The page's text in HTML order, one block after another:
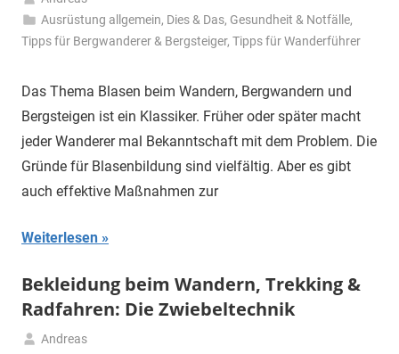
2.
Mai
Ausrüstung allgemein, Dies & Das, Gesundheit & Notfälle,
Tipps für Bergwanderer & Bergsteiger, Tipps für Wanderführer
Das Thema Blasen beim Wandern, Bergwandern und
Bergsteigen ist ein Klassiker. Früher oder später macht
jeder Wanderer mal Bekanntschaft mit dem Problem. Die
Gründe für Blasenbildung sind vielfältig. Aber es gibt
auch effektive Maßnahmen zur
Weiterlesen
Bekleidung beim Wandern, Trekking &
Radfahren: Die Zwiebeltechnik
Andreas